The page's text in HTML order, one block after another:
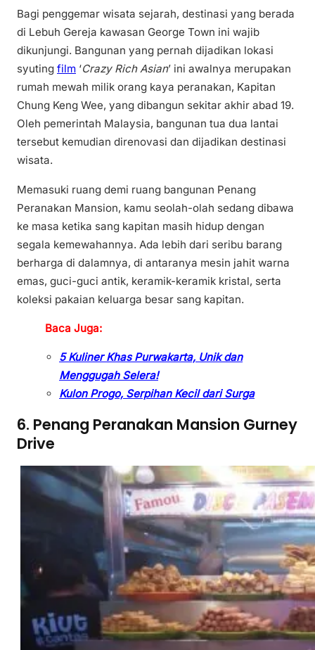
Bagi penggemar wisata sejarah, destinasi yang berada
di Lebuh Gereja kawasan George Town ini wajib
dikunjungi. Bangunan yang pernah dijadikan lokasi
syuting film ‘Crazy Rich Asian’ ini awalnya merupakan
rumah mewah milik orang kaya peranakan, Kapitan
Chung Keng Wee, yang dibangun sekitar akhir abad 19.
Oleh pemerintah Malaysia, bangunan tua dua lantai
tersebut kemudian direnovasi dan dijadikan destinasi
wisata.
Memasuki ruang demi ruang bangunan Penang
Peranakan Mansion, kamu seolah-olah sedang dibawa
ke masa ketika sang kapitan masih hidup dengan
segala kemewahannya. Ada lebih dari seribu barang
berharga di dalamnya, di antaranya mesin jahit warna
emas, guci-guci antik, keramik-keramik kristal, serta
koleksi pakaian keluarga besar sang kapitan.
Baca Juga:
5 Kuliner Khas Purwakarta, Unik dan
Menggugah Selera!
Kulon Progo, Serpihan Kecil dari Surga
6. Penang Peranakan Mansion Gurney
Drive